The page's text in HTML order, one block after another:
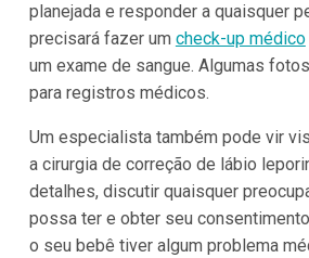
planejada e responder a quaisquer
precisará fazer um check-up médico
um exame de sangue. Algumas
para registros médicos.
Um especialista também pode vir
a cirurgia de correção de lábio
detalhes, discutir quaisquer
possa ter e obter seu
o seu bebê tiver algum problema